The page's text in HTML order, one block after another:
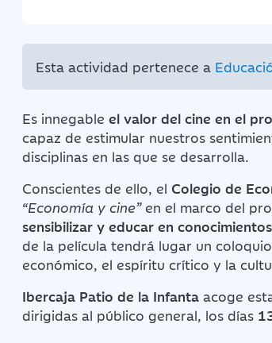
Esta actividad pertenece a
Es innegable el valor del cine en el
capaz de estimular nuestros
disciplinas en las que se desarrolla.
Conscientes de ello, el Colegio de
“Economía y cine” en el marco del
sensibilizar y educar en
de la película tendrá lugar un
económico, el espíritu crítico y la
Ibercaja Patio de la Infanta acoge
dirigidas al público general, los días